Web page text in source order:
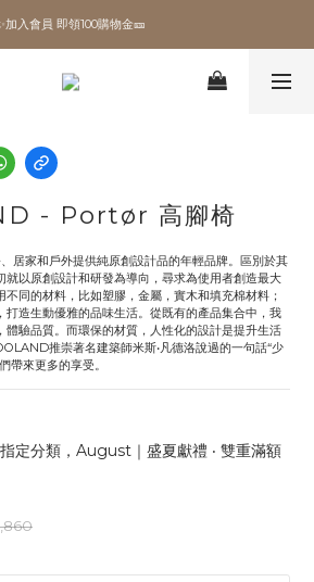
加入會員 即領100購物金🎫
加入會員 即領100購物金🎫
全館滿額現折🔥
加入會員 即領100購物金🎫
- Portør 高腳椅
居家和戶外提供純原創設計品的年輕品牌。區別於其
就以原創設計和研發為導向，尋求為使用者創造最大
同的材料，比如塑膠，金屬，實木和填充棉材料；
打造生動優雅的品味生活。從既有的產品集合中，我
體驗品質。而環保的材質，人性化的設計是提升生活
推崇著名建築師米斯•凡德洛說過的一句話“少
帶來更多的享受。
指定分類，August｜盛夏獻禮 ‧ 雙重滿額